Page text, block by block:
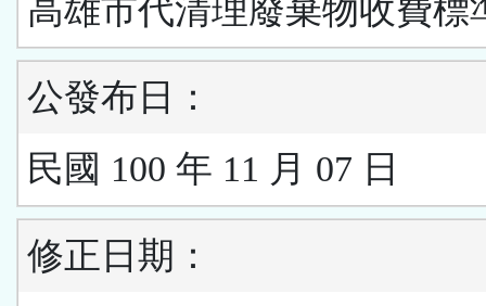
高雄市代清理廢棄物收費標
公發布日：
民國 100 年 11 月 07 日
修正日期：